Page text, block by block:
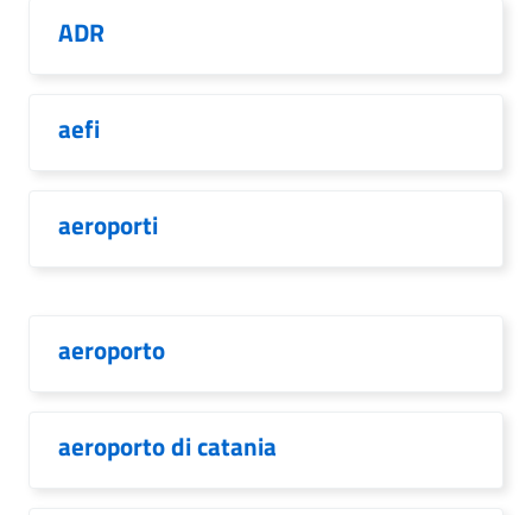
ADR
aefi
aeroporti
aeroporto
aeroporto di catania